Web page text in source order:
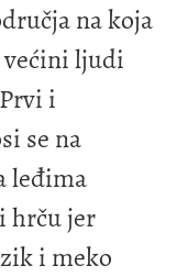
na koja
većini ljudi
i
se na
leđima
hrču jer
i meko